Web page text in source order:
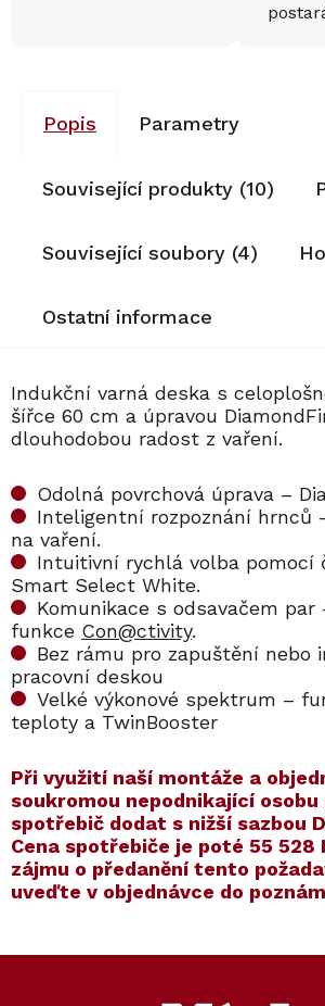
Popis Parametry
Související produkty (10)
Související soubory (4)
Ostatní informace
Indukční varná deska s
šířce 60 cm a úpravou
dlouhodobou radost z vaření.
Odolná povrchová úprava –
Inteligentní rozpoznání hrnců
na vaření.
Intuitivní rychlá volba pomocí
Smart Select White.
Komunikace s odsavačem
funkce Con@ctivity.
Bez rámu pro zapuštění nebo
pracovní deskou
Velké výkonové spektrum –
teploty a TwinBooster
​​Při využití naší montáže a
soukromou nepodnikající osobu
spotřebič dodat s nižší sazbou
Cena spotřebiče je poté 55 528
zájmu o předanění tento
uveďte v objednávce do